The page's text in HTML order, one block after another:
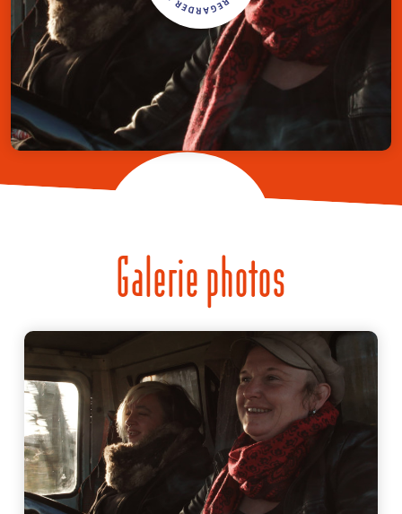
Galerie photos